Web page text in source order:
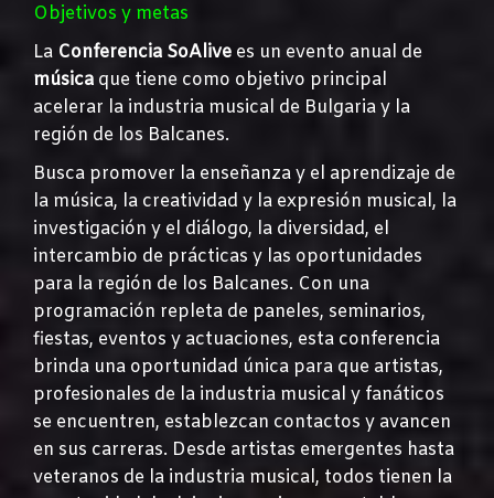
Objetivos y metas
La Conferencia SoAlive es un evento anual de
música que tiene como objetivo principal
acelerar la industria musical de Bulgaria y la
región de los Balcanes.
Busca promover la enseñanza y el aprendizaje de
la música, la creatividad y la expresión musical, la
investigación y el diálogo, la diversidad, el
intercambio de prácticas y las oportunidades
para la región de los Balcanes. Con una
programación repleta de paneles, seminarios,
fiestas, eventos y actuaciones, esta conferencia
brinda una oportunidad única para que artistas,
profesionales de la industria musical y fanáticos
se encuentren, establezcan contactos y avancen
en sus carreras. Desde artistas emergentes hasta
veteranos de la industria musical, todos tienen la